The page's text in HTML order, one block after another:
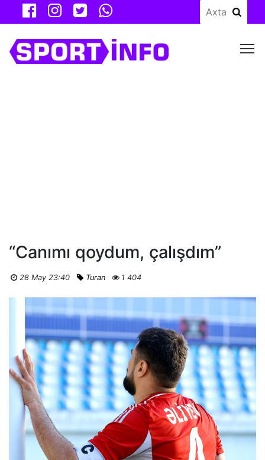
“Canımı qoydum, çalışdım”
28 May 23:40 Turan 1 404